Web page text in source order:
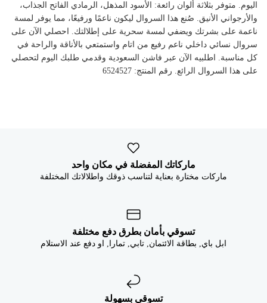
اليوم. متوفر بثلاثة ألوان رائعة: الأسود المذهل، الرمادي الفاتح الجذاب،
والأرجواني الأنيق. صُنع هذا السروال ليكون ناعمًا ورفيعًا، مما يوفر لمسة
ناعمة على بشرتك ويضفي لمسة سحرية على إطلالتك. احصلي الآن على
سروال نسائي داخلي ناعم رفيع من اتام واستمتعي بالأناقة والراحة في
كل مناسبة. اطلبيه الآن عبر فاشن السعودية وقدمي طلبك اليوم لتحصلي
على هذا السروال الرائع. رقم المنتج: 6524527
ماركاتك المفضلة في مكان واحد
ماركات مختارة بعناية لتناسب ذوقك واطلالاتك المختلفة
تسوقي بأمان بطرق دفع مختلفة
ابل باي, بطاقة الائتمان, تابي, تمارا, او دفع عند الاستلام
تسوقي بسهولة